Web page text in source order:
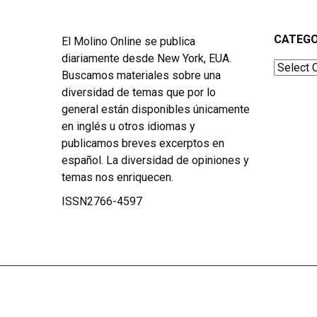
El Molino Online se publica
diariamente desde New York, EUA.
Buscamos materiales sobre una
diversidad de temas que por lo
general están disponibles únicamente
en inglés u otros idiomas y
publicamos breves excerptos en
español. La diversidad de opiniones y
temas nos enriquecen.
ISSN2766-4597